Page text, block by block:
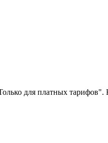
для платных